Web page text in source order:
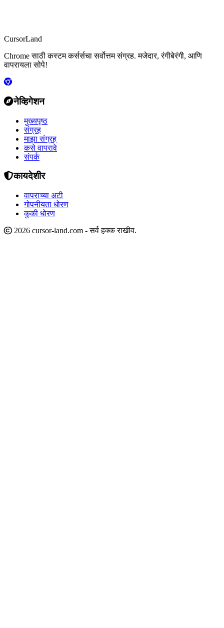
CursorLand
Chrome साठी कस्टम कर्सर्सचा सर्वोत्तम संग्रह. मजेदार, रंगीबेरंगी, आणि
वापरायला सोपे!
नेव्हिगेशन
मुख्यपृष्ठ
संग्रह
माझा संग्रह
कसे वापरावे
संपर्क
कायदेशीर
वापराच्या अटी
गोपनीयता धोरण
कुकी धोरण
2026 cursor-land.com - सर्व हक्क राखीव.